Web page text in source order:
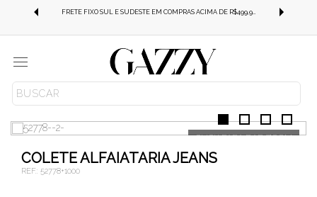
FRETE FIXO SUL E SUDESTE EM COMPRAS ACIMA DE R$499,99!
Menu COLETES
COLETE ALFAIATARIA JEANS
REF.: 52778+1000